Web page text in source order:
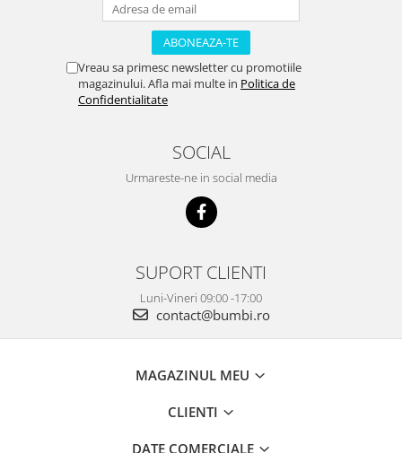
Vreau sa primesc newsletter cu promotiile
magazinului. Afla mai multe in Politica de
Confidentialitate
SOCIAL
Urmareste-ne in social media
SUPORT CLIENTI
Luni-Vineri 09:00 -17:00
contact@bumbi.ro
MAGAZINUL MEU
CLIENTI
DATE COMERCIALE